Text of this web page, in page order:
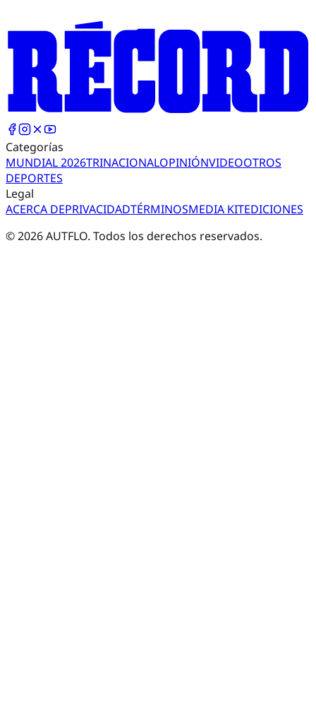
Categorías
MUNDIAL 2026TRINACIONALOPINIÓNVIDEOOTROS
DEPORTES
Legal
ACERCA DEPRIVACIDADTÉRMINOSMEDIA KITEDICIONES
©2026AUTFLO. Todos los derechos reservados.